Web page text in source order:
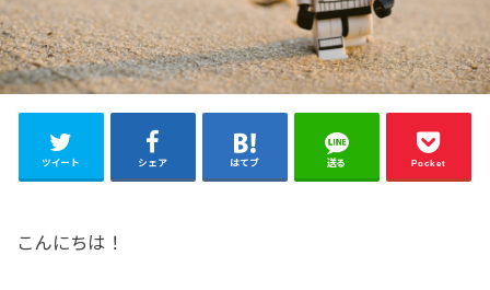
ツイート シェア はてブ 送る Pocket
こんにちは！